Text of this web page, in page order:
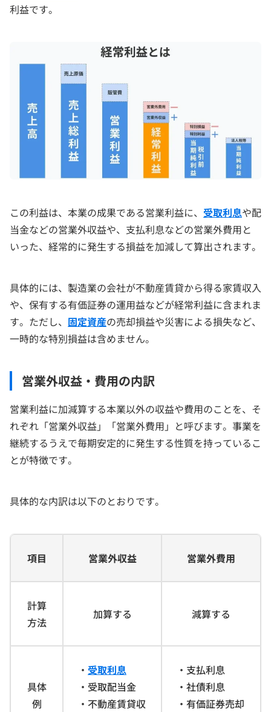
利益です。
この利益は、本業の成果である営業利益に、 受取利息や配
当金などの営業外収益や、支払利息などの営業外費用と
いった、経常的に発生する損益を加減して算出されます。
具体的には、製造業の会社が不動産賃貸から得る家賃収入
や、保有する有価証券の運用益などが経常利益に含まれま
す。ただし、 固定資産の売却損益や災害による損失など、
一時的な特別損益は含めません。
営業外収益・費用の内訳
営業利益に加減算する本業以外の収益や費用のことを、そ
れぞれ「営業外収益」「営業外費用」と呼びます。事業を
継続するうえで毎期安定的に発生する性質を持っているこ
とが特徴です。
具体的な内訳は以下のとおりです。
項目 営業外収益 営業外費用
計算
方法
加算する 減算する
具体
例
・ 受取利息
・受取配当金
・不動産賃貸収
・支払利息
・社債利息
・有価証券売却